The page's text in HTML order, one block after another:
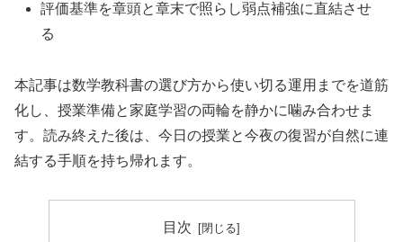
評価基準を章頭と章末で照らし弱点補強に直結させ
る
本記事は数学教科書の選び方から使い切る運用までを道筋
化し、授業準備と家庭学習の両輪を静かに噛み合わせま
す。読み終えた後は、今日の授業と今夜の復習が自然に連
結する手順を持ち帰れます。
目次